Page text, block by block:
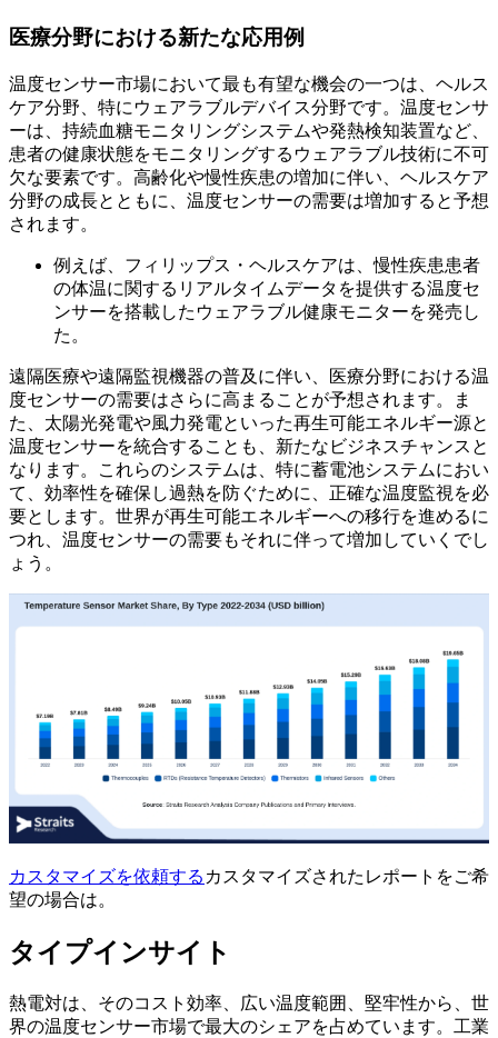
医療分野における新たな応用例
温度センサー市場において最も有望な機会の一つは、ヘルス
ケア分野、特にウェアラブルデバイス分野です。温度センサ
ーは、持続血糖モニタリングシステムや発熱検知装置など、
患者の健康状態をモニタリングするウェアラブル技術に不可
欠な要素です。高齢化や慢性疾患の増加に伴い、ヘルスケア
分野の成長とともに、温度センサーの需要は増加すると予想
されます。
例えば、フィリップス・ヘルスケアは、慢性疾患患者
の体温に関するリアルタイムデータを提供する温度セ
ンサーを搭載したウェアラブル健康モニターを発売し
た。
遠隔医療や遠隔監視機器の普及に伴い、医療分野における温
度センサーの需要はさらに高まることが予想されます。ま
た、太陽光発電や風力発電といった再生可能エネルギー源と
温度センサーを統合することも、新たなビジネスチャンスと
なります。これらのシステムは、特に蓄電池システムにおい
て、効率性を確保し過熱を防ぐために、正確な温度監視を必
要とします。世界が再生可能エネルギーへの移行を進めるに
つれ、温度センサーの需要もそれに伴って増加していくでし
ょう。
カスタマイズを依頼する カスタマイズされたレポートをご希
望の場合は。
タイプインサイト
熱電対は、そのコスト効率、広い温度範囲、堅牢性から、世
界の温度センサー市場で最大のシェアを占めています。工業